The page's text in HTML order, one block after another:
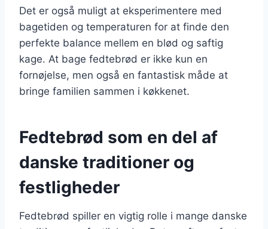
Det er også muligt at eksperimentere med
bagetiden og temperaturen for at finde den
perfekte balance mellem en blød og saftig
kage. At bage fedtebrød er ikke kun en
fornøjelse, men også en fantastisk måde at
bringe familien sammen i køkkenet.
Fedtebrød som en del af
danske traditioner og
festligheder
Fedtebrød spiller en vigtig rolle i mange danske